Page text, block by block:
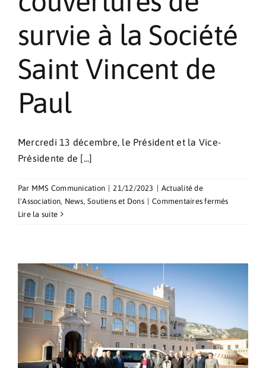
survie à la Société
Saint Vincent de
Paul
Mercredi 13 décembre, le Président et la Vice-
Présidente de [...]
Par MMS Communication 21/12/2023
Actualité de
l'Association, News,Soutiens et Dons Commentaires ferméssur
survie
Vincent
de
Paul
Lire la suite